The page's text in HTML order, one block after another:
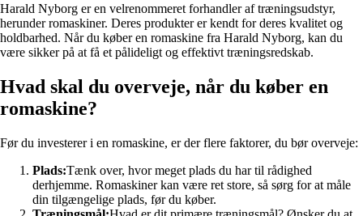
Harald Nyborg er en velrenommeret forhandler af træningsudstyr,
herunder romaskiner. Deres produkter er kendt for deres kvalitet og
holdbarhed. Når du køber en romaskine fra Harald Nyborg, kan du
være sikker på at få et pålideligt og effektivt træningsredskab.
Hvad skal du overveje, når du køber en
romaskine?
Før du investerer i en romaskine, er der flere faktorer, du bør overveje:
Plads:Tænk over, hvor meget plads du har til rådighed
derhjemme. Romaskiner kan være ret store, så sørg for at måle
din tilgængelige plads, før du køber.